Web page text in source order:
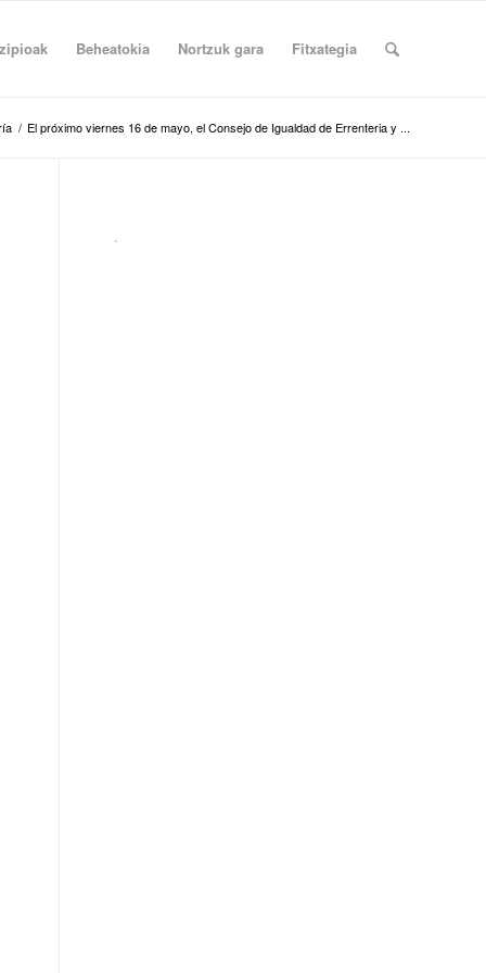
Beheatokia Nortzuk gara Fitxategia
/ El próximo viernes 16 de mayo, el Consejo de Igualdad de Errenteria y ...
.